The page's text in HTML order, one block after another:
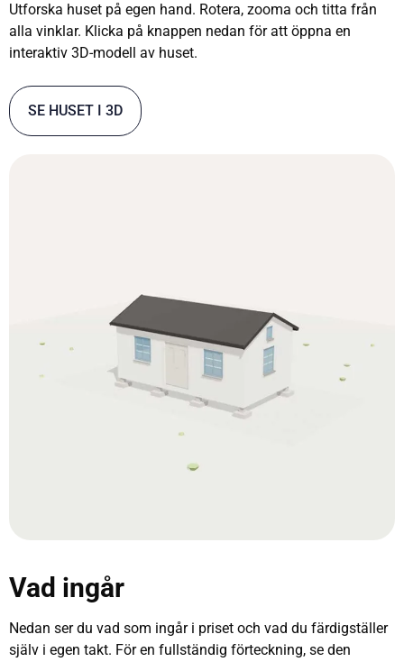
Utforska huset på egen hand. Rotera, zooma och titta från
alla vinklar. Klicka på knappen nedan för att öppna en
interaktiv 3D-modell av huset.
SE HUSET I 3D
Vad ingår
Nedan ser du vad som ingår i priset och vad du färdigställer
själv i egen takt. För en fullständig förteckning, se den